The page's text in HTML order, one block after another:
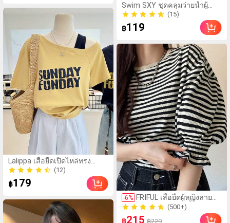
Lalippa เสื้อยืดเปิดไหล่ทรง
หลวมสำหรับผู้หญิง, สง่างาม โร
แมนติก ลำลอง เหมาะสำหรับ
วันหยุดฤดูใบไม้ผลิ/ฤดูร้อน,
ชายหาด, เดินทาง, ออกเดท,
สไตล์ Y2K
(12)
฿179
Swim SXY ชุดคลุมว่ายน้ำผู้
หญิง แขนยาว ทรงเข้ารูป ผ้าตา
ข่ายฉลุ สีดำ สำหรับชายหาด
และวันพักผ่อน
(15)
฿119
-6% FRIFUL เสื้อยืดผู้หญิงลาย
ทางคอกลมแขนสั้นปลาย
แขนพับ เสื้อยืดกราฟิกฤดู
(500+)
400+ ขายแล้ว
(500+)
400+ ขายแล้ว
฿215 ฿229